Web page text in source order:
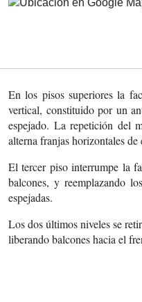
En los pisos superiores la
vertical, constituido por un
espejado. La repetición del
alterna franjas horizontales
El tercer piso interrumpe la
balcones, y reemplazando
espejadas.
Los dos últimos niveles se
liberando balcones hacia el